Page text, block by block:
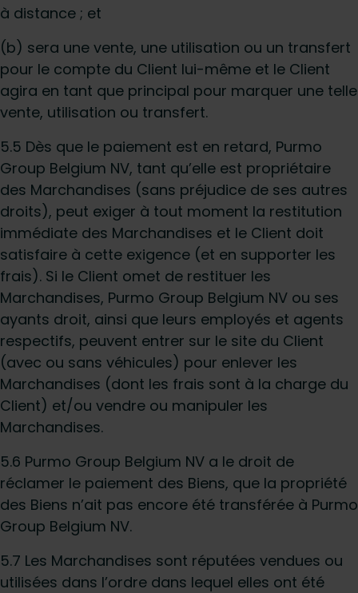
à distance ; et
(b) sera une vente, une utilisation ou un transfert
pour le compte du Client lui-même et le Client
agira en tant que principal pour marquer une telle
vente, utilisation ou transfert.
5.5 Dès que le paiement est en retard, Purmo
Group Belgium NV, tant qu’elle est propriétaire
des Marchandises (sans préjudice de ses autres
droits), peut exiger à tout moment la restitution
immédiate des Marchandises et le Client doit
satisfaire à cette exigence (et en supporter les
frais). Si le Client omet de restituer les
Marchandises, Purmo Group Belgium NV ou ses
ayants droit, ainsi que leurs employés et agents
respectifs, peuvent entrer sur le site du Client
(avec ou sans véhicules) pour enlever les
Marchandises (dont les frais sont à la charge du
Client) et/ou vendre ou manipuler les
Marchandises.
5.6 Purmo Group Belgium NV a le droit de
réclamer le paiement des Biens, que la propriété
des Biens n’ait pas encore été transférée à Purmo
Group Belgium NV.
5.7 Les Marchandises sont réputées vendues ou
utilisées dans l’ordre dans lequel elles ont été